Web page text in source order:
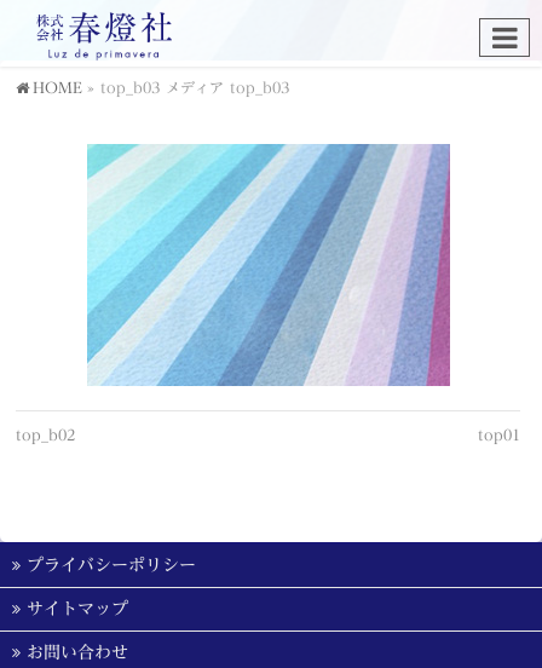
HOME » top_b03 メディア top_b03
top_b02 top01
プライバシーポリシー
サイトマップ
お問い合わせ